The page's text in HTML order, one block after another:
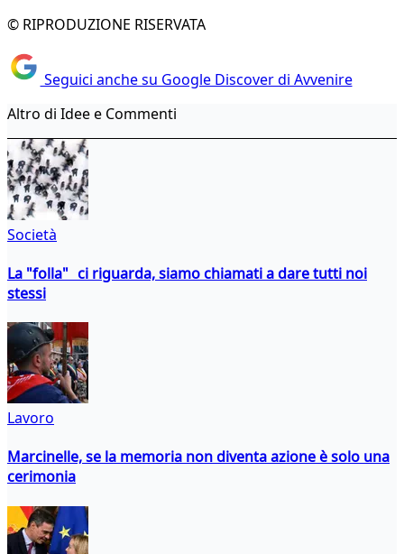
© RIPRODUZIONE RISERVATA
Seguici anche su Google Discover di Avvenire
Altro di Idee e Commenti
Società
La "folla" ci riguarda, siamo chiamati a dare tutti noi
stessi
Lavoro
Marcinelle, se la memoria non diventa azione è solo una
cerimonia